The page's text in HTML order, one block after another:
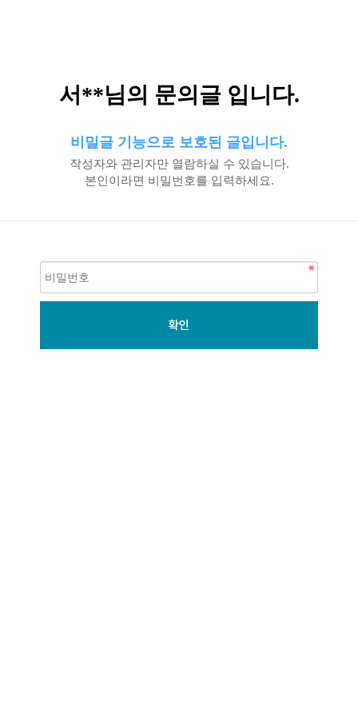
서**님의 문의글 입니다.
비밀글 기능으로 보호된 글입니다.
작성자와 관리자만 열람하실 수 있습니다.
본인이라면 비밀번호를 입력하세요.